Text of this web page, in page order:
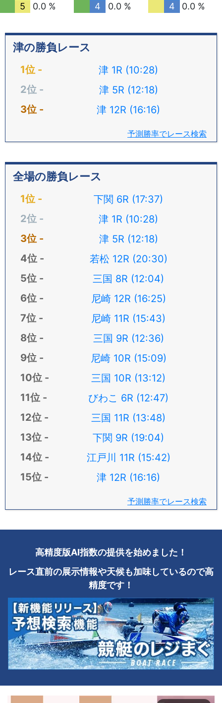
5
0.0 %
4
0.0 %
4
0.0 %
津の勝負レース
津 1R (10:28)
津 5R (12:18)
津 12R (16:16)
予測勝率でレース検索
全場の勝負レース
下関 6R (17:37)
津 1R (10:28)
津 5R (12:18)
若松 12R (20:30)
三国 8R (12:04)
尼崎 12R (16:25)
尼崎 11R (15:43)
三国 9R (12:36)
尼崎 10R (15:09)
三国 10R (13:12)
びわこ 6R (12:47)
三国 11R (13:48)
下関 9R (19:04)
江戸川 11R (15:42)
津 12R (16:16)
予測勝率でレース検索
高精度版AI指数の提供を始めました！
レース直前の展示情報や天候も加味しているので高
精度です！